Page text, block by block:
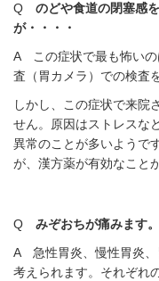
Q のどや食道の閉塞感
が・・・・
A この症状で最も怖いの
査（胃カメラ）での検査
しかし、この症状で来院
せん。原因はストレスな
異常のことが多いようで
が、漢方薬が有効なこと
Q みぞおちが痛みます。
A 急性胃炎、慢性胃炎、
考えられます。それぞれ